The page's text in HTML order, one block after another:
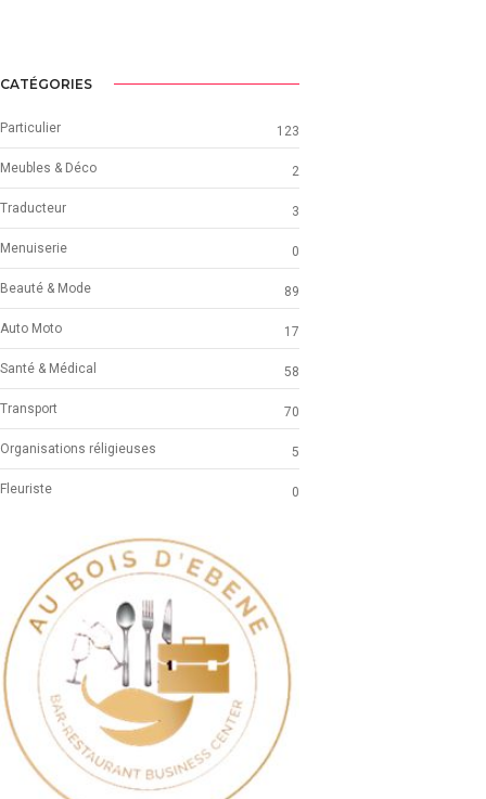
CATÉGORIES
Particulier 123
Meubles & Déco 2
Traducteur 3
Menuiserie 0
Beauté & Mode 89
Auto Moto 17
Santé & Médical 58
Transport 70
Organisations réligieuses 5
Fleuriste 0
Previous Next